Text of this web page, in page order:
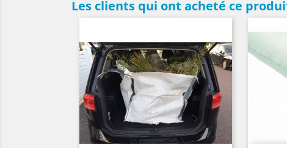
Les clients qui ont acheté ce